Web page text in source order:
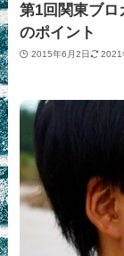
第1回関東ブ
のポイント
2015年6月2日 2021